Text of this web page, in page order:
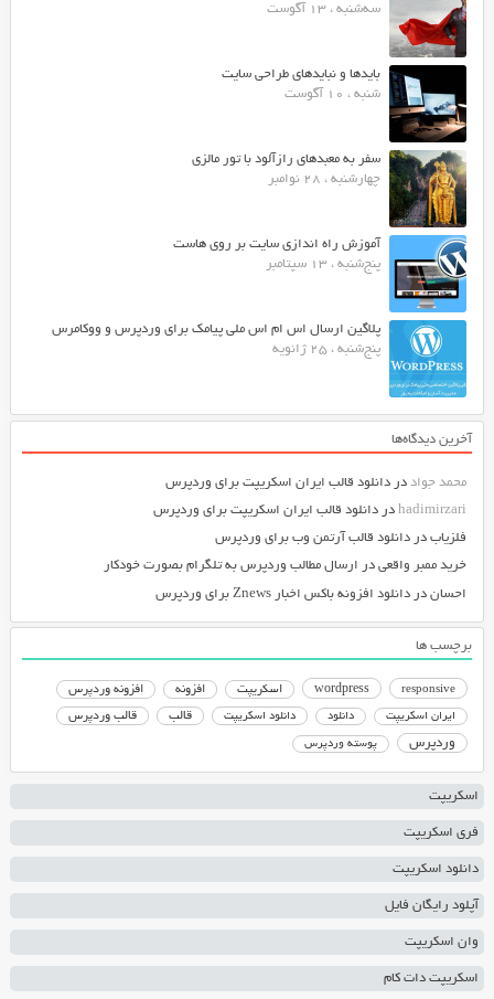
سه‌شنبه ، 13 آگوست
بایدها و نبایدهای طراحی سایت
شنبه ، 10 آگوست
سفر به معبدهای رازآلود با تور مالزی
چهارشنبه ، 28 نوامبر
آموزش راه اندازی سایت بر روی هاست
پنج‌شنبه ، 13 سپتامبر
پلاگین ارسال اس ام اس ملی پیامک برای وردپرس و ووکامرس
پنج‌شنبه ، 25 ژانویه
آخرین دیدگاه‌ها
محمد جواددر دانلود قالب ایران اسکریپت برای وردپرس
hadimirzariدر دانلود قالب ایران اسکریپت برای وردپرس
فلزیابدر دانلود قالب آرتمن وب برای وردپرس
خرید ممبر واقعیدر ارسال مطالب وردپرس به تلگرام بصورت خودکار
احساندر دانلود افزونه باکس اخبار Znews برای وردپرس
برچسب ها
responsive
wordpress اسکریپت افزونه افزونه وردپرس
ایران اسکریپت دانلود دانلود اسکریپت قالب قالب وردپرس
وردپرس پوسته وردپرس
اسکریپت
فری اسکریپت
دانلود اسکریپت
آپلود رایگان فایل
وان اسکریپت
اسکریپت دات کام